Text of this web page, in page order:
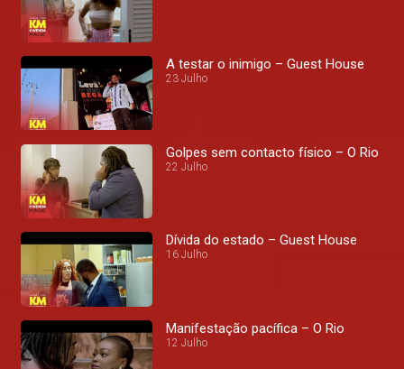
A testar o inimigo – Guest House
23 Julho
Golpes sem contacto físico – O Rio
22 Julho
Dívida do estado – Guest House
16 Julho
Manifestação pacífica – O Rio
12 Julho